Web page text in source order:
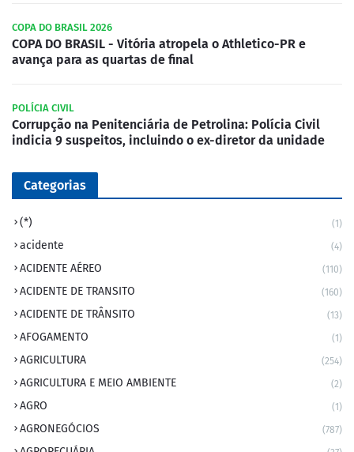
COPA DO BRASIL 2026
COPA DO BRASIL - Vitória atropela o Athletico-PR e
avança para as quartas de final
POLÍCIA CIVIL
Corrupção na Penitenciária de Petrolina: Polícia Civil
indicia 9 suspeitos, incluindo o ex-diretor da unidade
Categorias
(*) (1)
acidente (4)
ACIDENTE AÉREO (110)
ACIDENTE DE TRANSITO (160)
ACIDENTE DE TRÂNSITO (13)
AFOGAMENTO (1)
AGRICULTURA (254)
AGRICULTURA E MEIO AMBIENTE (2)
AGRO (1)
AGRONEGÓCIOS (787)